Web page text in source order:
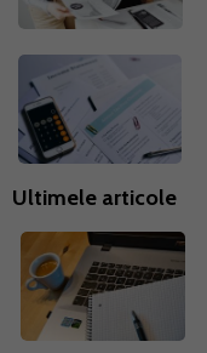
Ultimele articole